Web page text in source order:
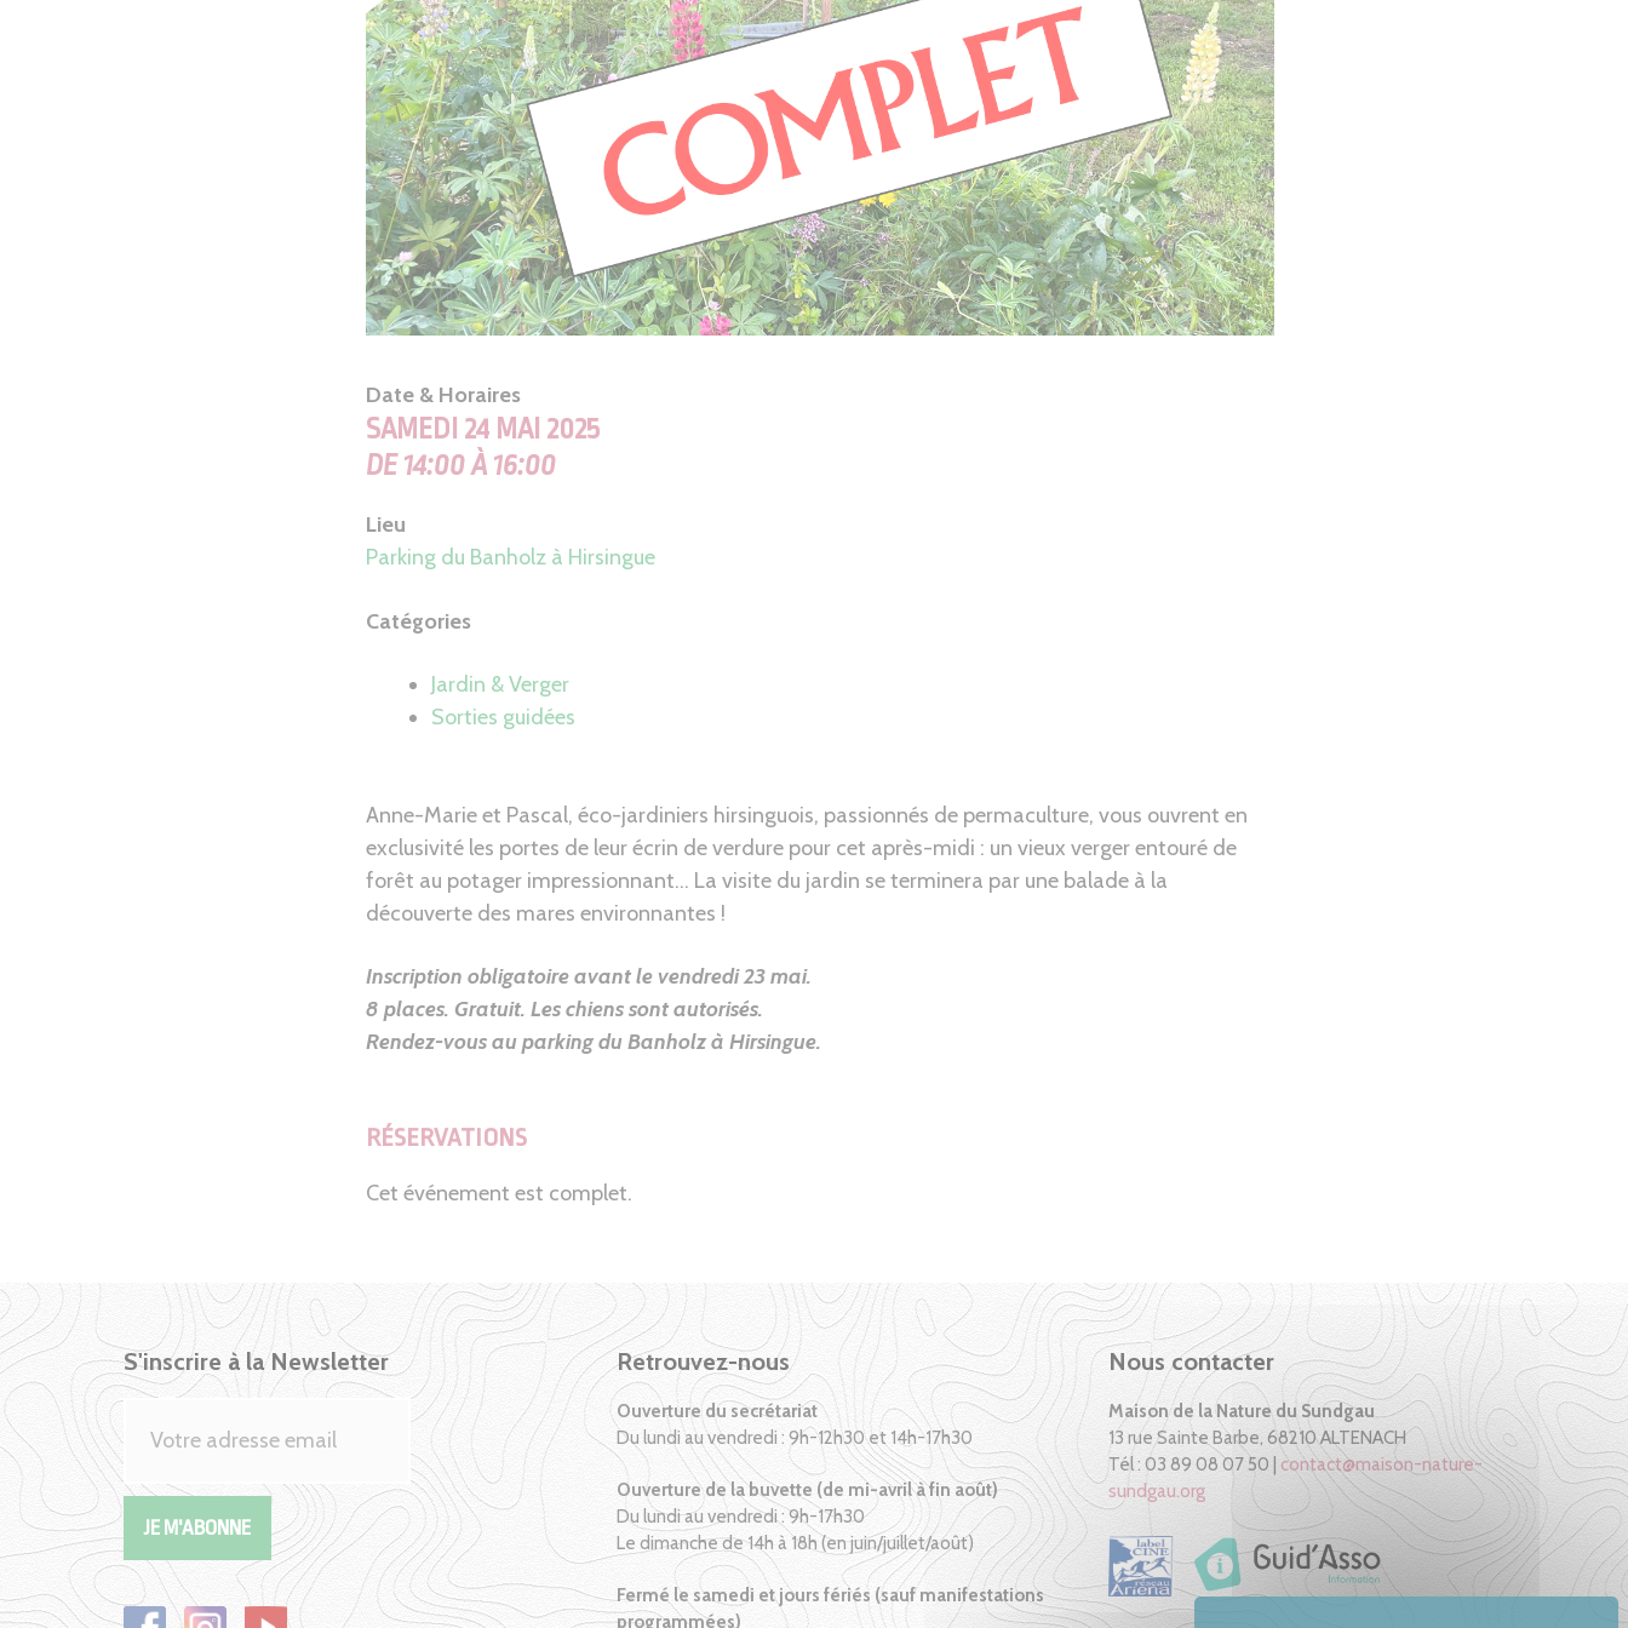
Date & Horaires
SAMEDI 24 MAI 2025
DE 14:00 À 16:00
Lieu
Parking du Banholz à Hirsingue
Catégories
Jardin & Verger
Sorties guidées
Anne-Marie et Pascal, éco-jardiniers hirsinguois, passionnés de permaculture, vous ouvrent en
exclusivité les portes de leur écrin de verdure pour cet après-midi : un vieux verger entouré de
forêt au potager impressionnant… La visite du jardin se terminera par une balade à la
découverte des mares environnantes !
Inscription obligatoire avant le vendredi 23 mai.
8 places. Gratuit. Les chiens sont autorisés.
Rendez-vous au parking du Banholz à Hirsingue.
RÉSERVATIONS
Cet événement est complet.
S'inscrire à la Newsletter Retrouvez-nous
Ouverture du secrétariat
Du lundi au vendredi : 9h-12h30 et 14h-17h30
Ouverture de la buvette (de mi-avril à fin août)
Du lundi au vendredi : 9h-17h30
Le dimanche de 14h à 18h (en juin/juillet/août)
Fermé le samedi et jours fériés (sauf manifestations
programmées)
Nous contacter
Maison de la Nature du Sundgau
13 rue Sainte Barbe, 68210 ALTENACH
Tél : 03 89 08 07 50 | contact@maison-nature-
sundgau.org